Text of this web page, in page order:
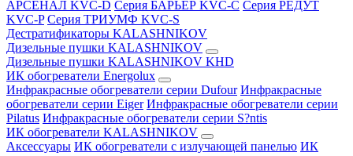
АРСЕНАЛ KVC-D Серия БАРЬЕР KVC-C Серия РЕДУТ
KVC-P Серия ТРИУМФ KVC-S
Дестратификаторы KALASHNIKOV
Дизельные пушки KALASHNIKOV
Дизельные пушки KALASHNIKOV KHD
ИК обогреватели Energolux
Инфракрасные обогреватели серии Dufour Инфракрасные
обогреватели серии Eiger Инфракрасные обогреватели серии
Pilatus Инфракрасные обогреватели серии S?ntis
ИК обогреватели KALASHNIKOV
Аксессуары ИК обогреватели с излучающей панелью ИК